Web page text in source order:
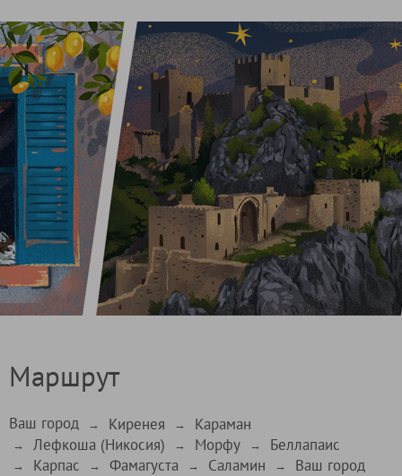
Маршрут
Ваш город → Киренея → Караман
→ Лефкоша (Никосия) → Морфу → Беллапаис
→ Карпас → Фамагуста → Саламин → Ваш город